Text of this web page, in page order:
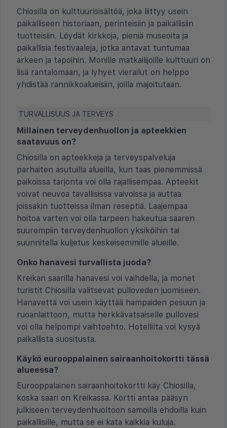
Chiosilla on kulttuurisisältöä, joka liittyy usein
paikalliseen historiaan, perinteisiin ja paikallisiin
tuotteisiin. Löydät kirkkoja, pieniä museoita ja
paikallisia festivaaleja, jotka antavat tuntumaa
arkeen ja tapoihin. Monille matkailijoille kulttuuri on
lisä rantalomaan, ja lyhyet vierailut on helppo
yhdistää rannikkoalueisiin, joilla majoitutaan.
TURVALLISUUS JA TERVEYS
Millainen terveydenhuollon ja apteekkien
saatavuus on?
Chiosilla on apteekkeja ja terveyspalveluja
parhaiten asutuilla alueilla, kun taas pienemmissä
paikoissa tarjonta voi olla rajallisempaa. Apteekit
voivat neuvoa tavallisissa vaivoissa ja auttaa
joissakin tuotteissa ilman reseptiä. Laajempaa
hoitoa varten voi olla tarpeen hakeutua saaren
suurempiin terveydenhuollon yksiköihin tai
suunnitella kuljetus keskeisemmille alueille.
Onko hanavesi turvallista juoda?
Kreikan saarilla hanavesi voi vaihdella, ja monet
turistit Chiosilla valitsevat pulloveden juomiseen.
Hanavettä voi usein käyttää hampaiden pesuun ja
ruoanlaittoon, mutta herkkävatsaiselle pullovesi
voi olla helpompi vaihtoehto. Hotellilta voi kysyä
paikallista suositusta.
Käykö eurooppalainen sairaanhoitokortti tässä
alueessa?
Eurooppalainen sairaanhoitokortti käy Chiosilla,
koska saari on Kreikassa. Kortti antaa pääsyn
julkiseen terveydenhuoltoon samoilla ehdoilla kuin
paikallisille, mutta se ei kata kaikkia kuluja.